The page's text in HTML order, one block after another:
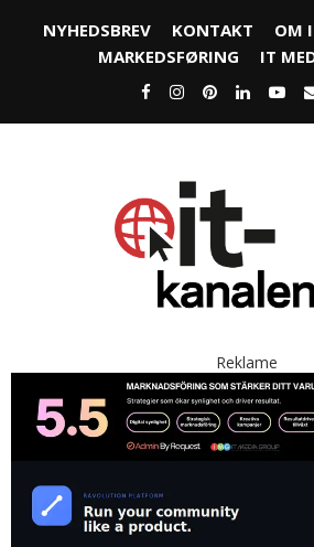
NYHEDSBREV KONTAKT
OM
MARKEDSFØRING
IT
Reklame